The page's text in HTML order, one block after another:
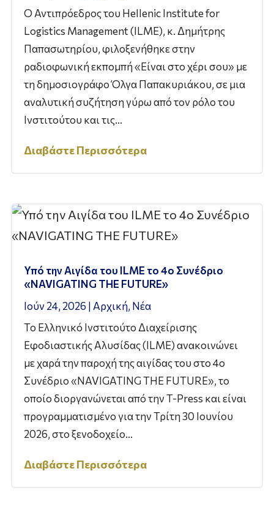
Ο Αντιπρόεδρος του Hellenic Institute for
Logistics Management (ILME), κ. Δημήτρης
Παπασωτηρίου, φιλοξενήθηκε στην
ραδιοφωνική εκπομπή «Είναι στο χέρι σου» με
τη δημοσιογράφο Όλγα Παπακυριάκου, σε μια
αναλυτική συζήτηση γύρω από τον ρόλο του
Ινστιτούτου και τις...
Διαβάστε Περισσότερα
Υπό την Αιγίδα του ILME το 4ο Συνέδριο
«NAVIGATING THE FUTURE»
Ιούν 24, 2026 | Αρχική, Νέα
Το Ελληνικό Ινστιτούτο Διαχείρισης
Εφοδιαστικής Αλυσίδας (ILME) ανακοινώνει
με χαρά την παροχή της αιγίδας του στο 4ο
Συνέδριο «NAVIGATING THE FUTURE», το
οποίο διοργανώνεται από την T-Press και είναι
προγραμματισμένο για την Τρίτη 30 Ιουνίου
2026, στο ξενοδοχείο...
Διαβάστε Περισσότερα